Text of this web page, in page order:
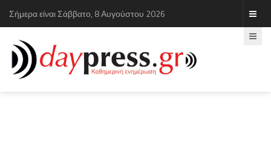
Σήμερα είναι Σάββατο, 8 Αυγούστου 2026